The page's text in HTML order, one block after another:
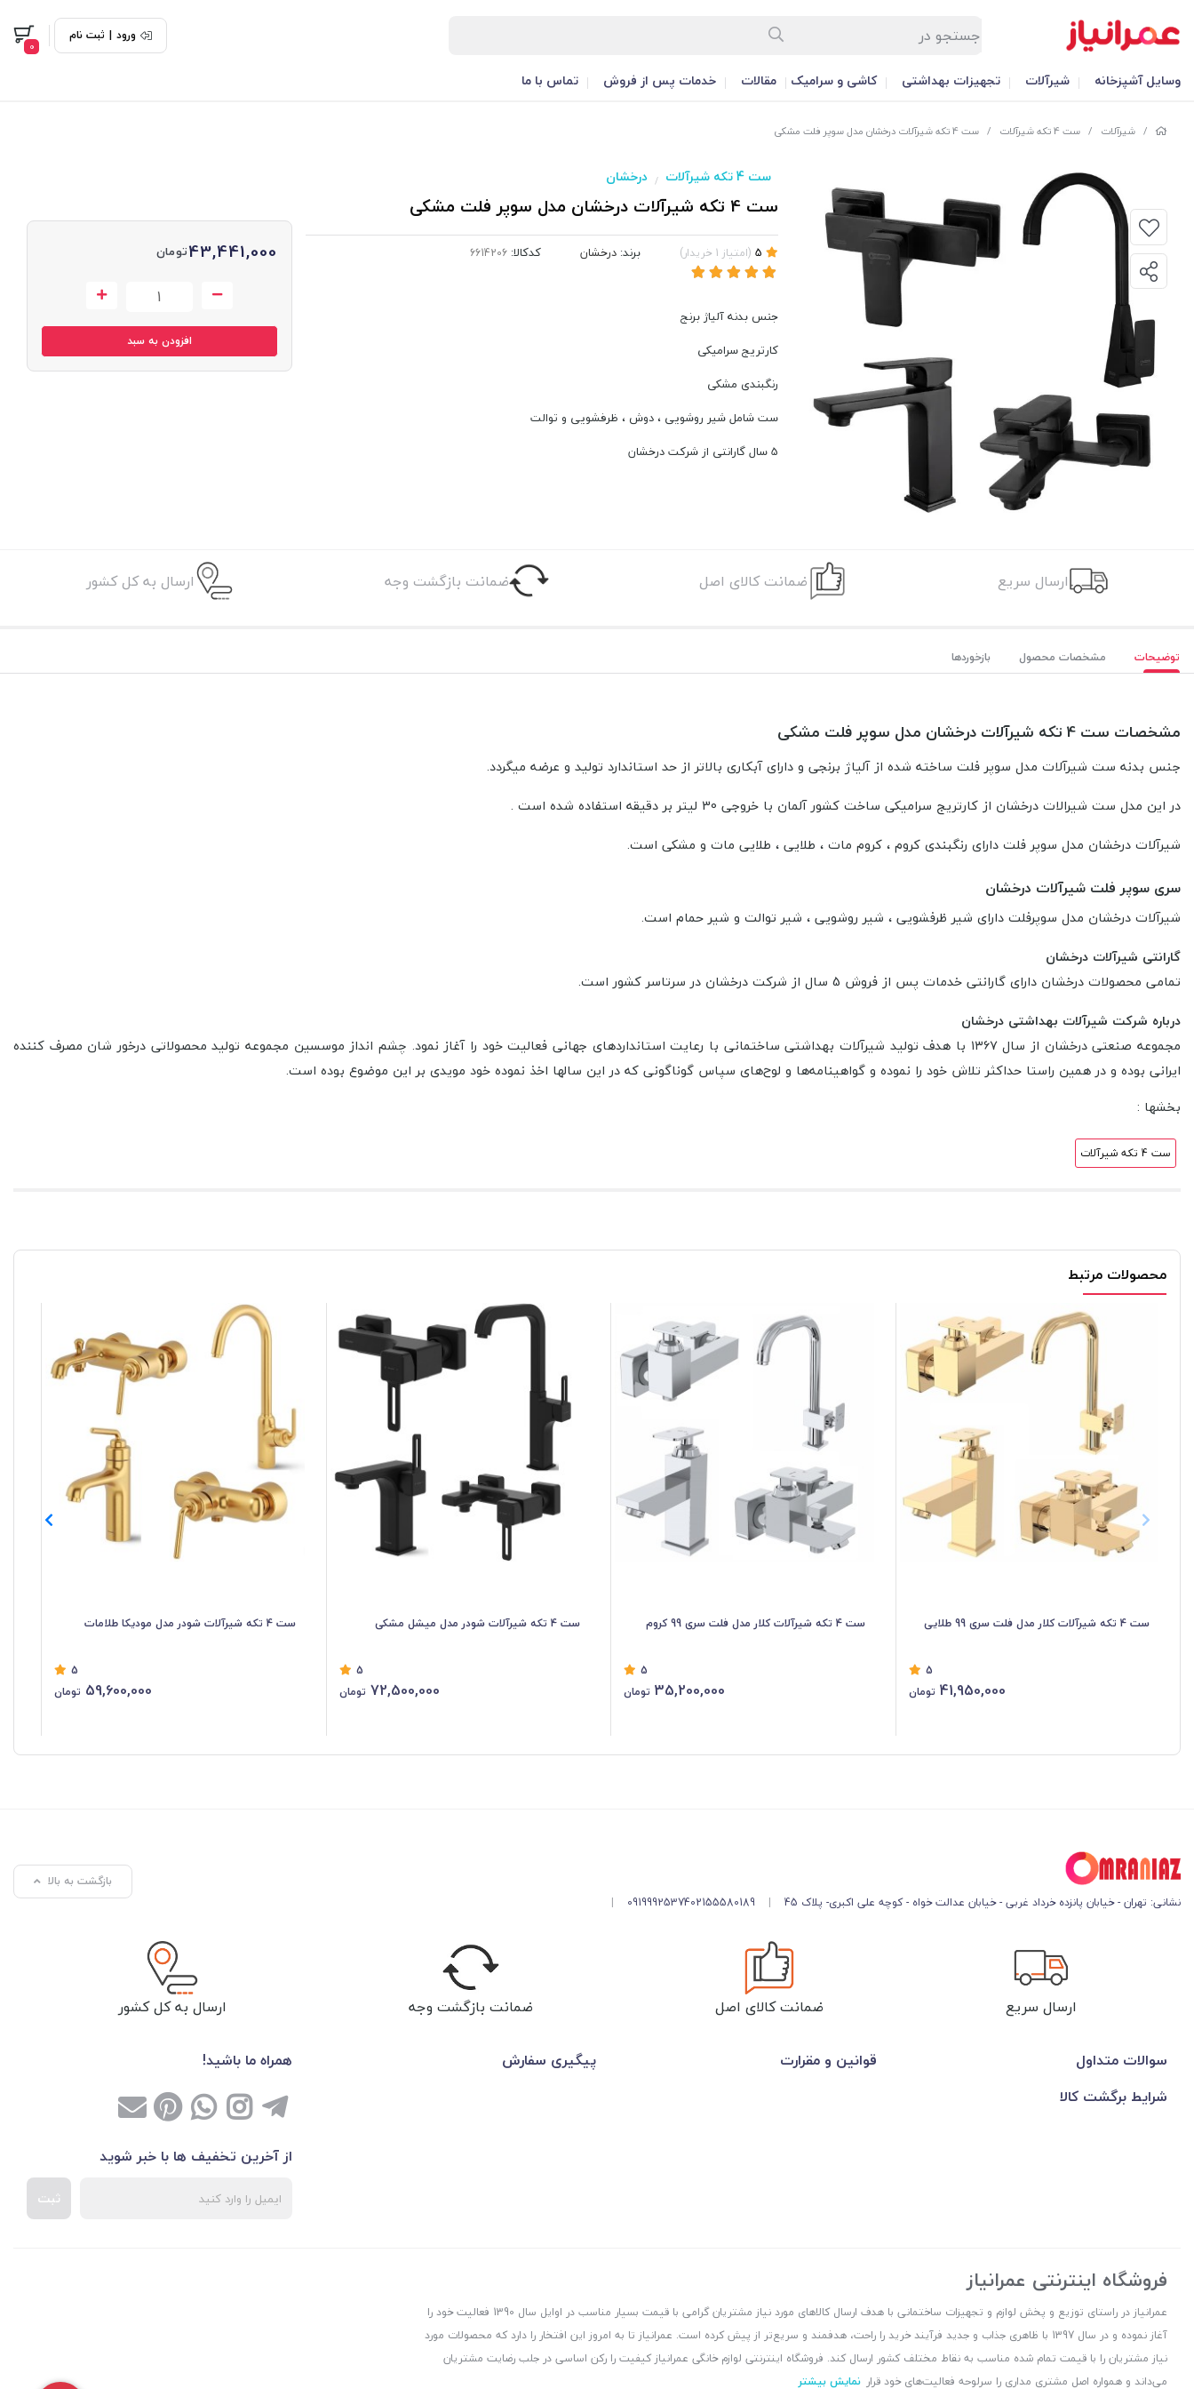
ورود | ثبت نام
0
وسایل آشپزخانه شیرآلات تجهیزات بهداشتی کاشی و سرامیک مقالات خدمات پس از فروش تماس با ما
/ شیرآلات / ست 4 تکه شیرآلات / ست 4 تکه شیرآلات درخشان مدل سوپر فلت مشکی
ست 4 تکه شیرآلات / درخشان
ست 4 تکه شیرآلات درخشان مدل سوپر فلت مشکی
(امتیاز 1 خریدار) برند: درخشان کدکالا:
جنس بدنه آلیاژ برنج
کارتریج سرامیکی
رنگبندی مشکی
ست شامل شیر روشویی ، دوش ، ظرفشویی و توالت
5 سال گارانتی از شرکت درخشان
43,441,000تومان
افزودن به سبد
ارسال سریع ضمانت کالای اصل ضمانت بازگشت وجه ارسال به کل کشور
توضیحات مشخصات محصول بازخوردها
مشخصات ست 4 تکه شیرآلات درخشان مدل سوپر فلت مشکی
جنس بدنه ست شیرآلات مدل سوپر فلت ساخته شده از آلیاژ برنجی و دارای آبکاری بالاتر از حد استاندارد تولید و عرضه میگردد.
در این مدل ست شیرالات درخشان از کارتریج سرامیکی ساخت کشور آلمان با خروجی 30 لیتر بر دقیقه استفاده شده است .
شیرآلات درخشان مدل سوپر فلت دارای رنگبندی کروم ، کروم مات ، طلایی ، طلایی مات و مشکی است.
سری سوپر فلت شیرآلات درخشان
شیرآلات درخشان مدل سوپرفلت دارای شیر ظرفشویی ، شیر روشویی ، شیر توالت و شیر حمام است.
گارانتی شیرآلات درخشان
تمامی محصولات درخشان دارای گارانتی خدمات پس از فروش 5 سال از شرکت درخشان
در سرتاسر کشور است.
درباره شرکت شیرآلات بهداشتی درخشان
مجموعه صنعتی درخشان از سال ۱۳۶۷ با هدف تولید شیرآلات بهداشتی ساختمانی با رعایت استانداردهای جهانی فعالیت خود را آغاز نمود.
چشم انداز موسسین مجموعه تولید محصولاتی درخور شان مصرف کننده
ایرانی بوده و در همین راستا حداکثر تلاش خود را نموده و گواهینامه‌ها و لوح‌های سپاس گوناگونی که در این سالها اخذ نموده خود مویدی بر این موضوع بوده است.
بخشها :
ست 4 تکه شیرآلات
محصولات مرتبط
ست 4 تکه شیرآلات کلار مدل فلت سری 99 طلایی
5
41,950,000 تومان
ست 4 تکه شیرآلات کلار مدل فلت سری 99 کروم
5
35,200,000 تومان
ست 4 تکه شیرآلات شودر مدل میشل مشکی
5
72,500,000 تومان
ست 4 تکه شیرآلات شودر مدل مودیکا طلامات
5
59,600,000 تومان
نشانی: تهران - خیابان پانزده خرداد غربی - خیابان عدالت خواه - کوچه علی اکبری- پلاک 45 |
02155580189
09199925374
|
بازگشت به بالا
ارسال سریع ضمانت کالای اصل ضمانت بازگشت وجه ارسال به کل کشور
سوالات متداول قوانین و مقرارت
پیگیری سفارش
شرایط برگشت کالا
همراه ما باشید!
از آخرین تخفیف ها با خبر شوید
ثبت
فروشگاه اینترنتی عمرانیاز
عمرانیاز در راستای توزیع و پخش لوازم و تجهیزات ساختمانی با هدف ارسال کالاهای مورد نیاز مشتریان گرامی با قیمت بسیار مناسب در اوایل سال 1390 فعالیت خود را
آغاز نموده و در سال 1397 با ظاهری جذاب و جدید فرآیند خرید را راحت، هدفمند و سریع‌تر از پیش کرده است. عمرانیاز تا به امروز این افتخار را دارد که محصولات مورد
نیاز مشتریان را با قیمت تمام شده مناسب به نقاط مختلف کشور ارسال کند. فروشگاه اینترنتی لوازم خانگی عمرانیاز کیفیت را رکن اساسی در جلب رضایت مشتریان
می‌داند و همواره اصل مشتری مداری را سرلوحه فعالیت‌های خود قرار نمایش بیشتر